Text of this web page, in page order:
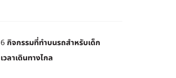
6 กิจกรรมที่ทำบนรถสำหรับเด็ก
เวลาเดินทางไกล